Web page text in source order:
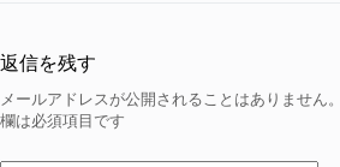
返信を残す
メールアドレスが公開されることはありません。
欄は必須項目です